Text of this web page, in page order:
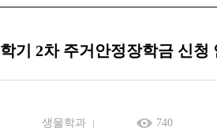
기 2차 주거안정장학금 신청
생물학과 740